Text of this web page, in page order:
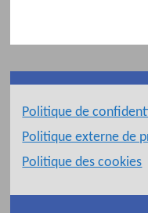
Politique de
Politique externe de
Politique des cookies